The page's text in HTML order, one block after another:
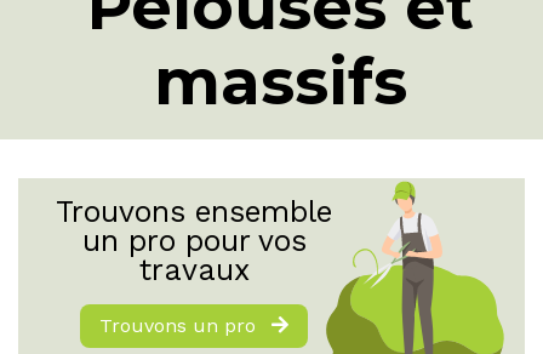
massifs
Trouvons ensemble
un pro pour vos
travaux
Trouvons un pro